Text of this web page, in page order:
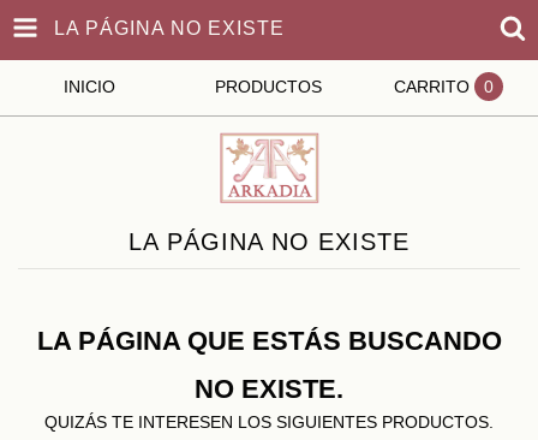
LA PÁGINA NO EXISTE
INICIO PRODUCTOS CARRITO 0
LA PÁGINA NO EXISTE
LA PÁGINA QUE ESTÁS BUSCANDO
NO EXISTE.
QUIZÁS TE INTERESEN LOS SIGUIENTES PRODUCTOS.